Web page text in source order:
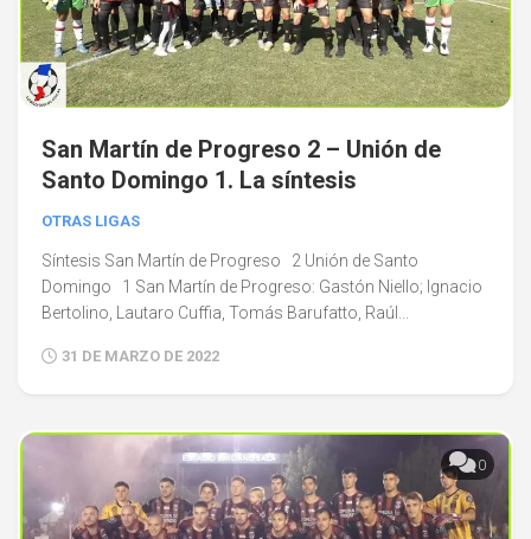
San Martín de Progreso 2 – Unión de
Santo Domingo 1. La síntesis
OTRAS LIGAS
Síntesis San Martín de Progreso 2 Unión de Santo
Domingo 1 San Martín de Progreso: Gastón Niello; Ignacio
Bertolino, Lautaro Cuffia, Tomás Barufatto, Raúl...
31 DE MARZO DE 2022
0